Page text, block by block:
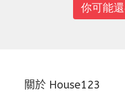
你可能
關於 House123